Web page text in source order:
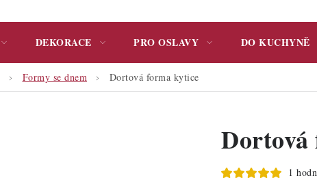
DEKORACE PRO OSLAVY DO KUCHYNĚ
Formy se dnem Dortová forma kytice
1